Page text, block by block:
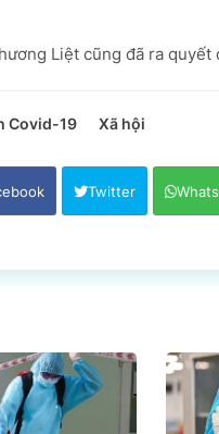
Liệt cũng đã ra
Covid-19 Xã hội
Twitter